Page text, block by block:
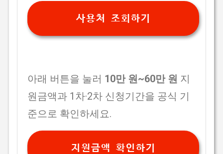
사용처 조회하기
아래 버튼을 눌러 10만 원~60만 원 지
원금액과 1차·2차 신청기간을 공식 기
준으로 확인하세요.
지원금액 확인하기